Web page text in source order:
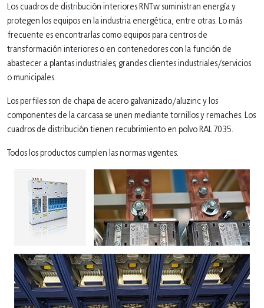
Los cuadros de distribución interiores RNTw suministran energía y
protegen los equipos en la industria energética, entre otras. Lo más
frecuente es encontrarlas como equipos para centros de
transformación interiores o en contenedores con la función de
abastecer a plantas industriales, grandes clientes industriales/servicios
o municipales.
Los perfiles son de chapa de acero galvanizado/aluzinc y los
componentes de la carcasa se unen mediante tornillos y remaches. Los
cuadros de distribución tienen recubrimiento en polvo RAL 7035.
Todos los productos cumplen las normas vigentes.